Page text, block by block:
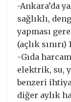
-Ankara’da
sağlıklı,
yapması
(açlık sınırı)
-Gıda
elektrik, su,
benzeri
diğer aylık